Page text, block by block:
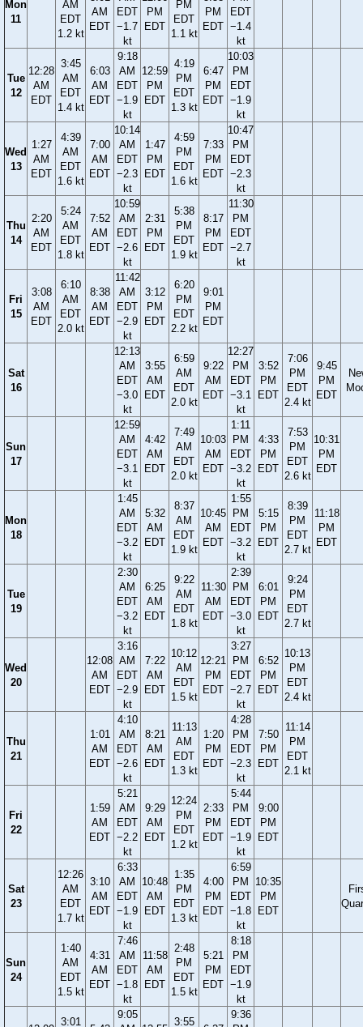
Mon
11
AM
EDT
1.2 kt
AM
EDT
EDT
−1.7
kt
PM
EDT
PM
EDT
1.1 kt
PM
EDT
EDT
−1.4
kt
Tue
12
12:28
AM
EDT
3:45
AM
EDT
1.4 kt
6:03
AM
EDT
9:18
AM
EDT
−1.9
kt
12:59
PM
EDT
4:19
PM
EDT
1.3 kt
6:47
PM
EDT
10:03
PM
EDT
−1.9
kt
Wed
13
1:27
AM
EDT
4:39
AM
EDT
1.6 kt
7:00
AM
EDT
10:14
AM
EDT
−2.3
kt
1:47
PM
EDT
4:59
PM
EDT
1.6 kt
7:33
PM
EDT
10:47
PM
EDT
−2.3
kt
Thu
14
2:20
AM
EDT
5:24
AM
EDT
1.8 kt
7:52
AM
EDT
10:59
AM
EDT
−2.6
kt
2:31
PM
EDT
5:38
PM
EDT
1.9 kt
8:17
PM
EDT
11:30
PM
EDT
−2.7
kt
Fri
15
3:08
AM
EDT
6:10
AM
EDT
2.0 kt
8:38
AM
EDT
11:42
AM
EDT
−2.9
kt
3:12
PM
EDT
6:20
PM
EDT
2.2 kt
9:01
PM
EDT
Sat
16
12:13
AM
EDT
−3.0
kt
3:55
AM
EDT
6:59
AM
EDT
2.0 kt
9:22
AM
EDT
12:27
PM
EDT
−3.1
kt
3:52
PM
EDT
7:06
PM
EDT
2.4 kt
9:45
PM
EDT
Sun
17
12:59
AM
EDT
−3.1
kt
4:42
AM
EDT
7:49
AM
EDT
2.0 kt
10:03
AM
EDT
1:11
PM
EDT
−3.2
kt
4:33
PM
EDT
7:53
PM
EDT
2.6 kt
10:31
PM
EDT
Mon
18
1:45
AM
EDT
−3.2
kt
5:32
AM
EDT
8:37
AM
EDT
1.9 kt
10:45
AM
EDT
1:55
PM
EDT
−3.2
kt
5:15
PM
EDT
8:39
PM
EDT
2.7 kt
11:18
PM
EDT
Tue
19
2:30
AM
EDT
−3.2
kt
6:25
AM
EDT
9:22
AM
EDT
1.8 kt
11:30
AM
EDT
2:39
PM
EDT
−3.0
kt
6:01
PM
EDT
9:24
PM
EDT
2.7 kt
Wed
20
12:08
AM
EDT
3:16
AM
EDT
−2.9
kt
7:22
AM
EDT
10:12
AM
EDT
1.5 kt
12:21
PM
EDT
3:27
PM
EDT
−2.7
kt
6:52
PM
EDT
10:13
PM
EDT
2.4 kt
Thu
21
1:01
AM
EDT
4:10
AM
EDT
−2.6
kt
8:21
AM
EDT
11:13
AM
EDT
1.3 kt
1:20
PM
EDT
4:28
PM
EDT
−2.3
kt
7:50
PM
EDT
11:14
PM
EDT
2.1 kt
Fri
22
1:59
AM
EDT
5:21
AM
EDT
−2.2
kt
9:29
AM
EDT
12:24
PM
EDT
1.2 kt
2:33
PM
EDT
5:44
PM
EDT
−1.9
kt
9:00
PM
EDT
Sat
23
12:26
AM
EDT
1.7 kt
3:10
AM
EDT
6:33
AM
EDT
−1.9
kt
10:48
AM
EDT
1:35
PM
EDT
1.3 kt
4:00
PM
EDT
6:59
PM
EDT
−1.8
kt
10:35
PM
EDT
Sun
24
1:40
AM
EDT
1.5 kt
4:31
AM
EDT
7:46
AM
EDT
−1.8
kt
11:58
AM
EDT
2:48
PM
EDT
1.5 kt
5:21
PM
EDT
8:18
PM
EDT
−1.9
kt
3:01
9:05
3:55
9:36